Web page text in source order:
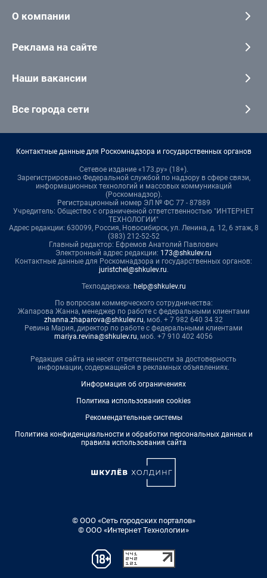
О компании
Реклама на сайте
Наши вакансии
Все города сети
Контактные данные для Роскомнадзора и государственных органов
Сетевое издание «173.ру» (18+).
Зарегистрировано Федеральной службой по надзору в сфере связи,
информационных технологий и массовых коммуникаций
(Роскомнадзор).
Регистрационный номер ЭЛ № ФС 77 - 87889
Учредитель: Общество с ограниченной ответственностью "ИНТЕРНЕТ
ТЕХНОЛОГИИ"
Адрес редакции: 630099, Россия, Новосибирск, ул. Ленина, д. 12, 6 этаж, 8
(383) 212-52-52
Главный редактор: Ефремов Анатолий Павлович
Электронный адрес редакции: 173@shkulev.ru
Контактные данные для Роскомнадзора и государственных органов:
juristchel@shkulev.ru.
Техподдержка: help@shkulev.ru
По вопросам коммерческого сотрудничества:
Жапарова Жанна, менеджер по работе с федеральными клиентами
zhanna.zhaparova@shkulev.ru, моб. + 7 982 640 34 32
Ревина Мария, директор по работе с федеральными клиентами
mariya.revina@shkulev.ru, моб. +7 910 402 4056
Редакция сайта не несет ответственности за достоверность
информации, содержащейся в рекламных объявлениях.
Информация об ограничениях
Политика использования cookies
Рекомендательные системы
Политика конфиденциальности и обработки персональных данных и
правила использования сайта
© ООО «Сеть городских порталов»
© ООО «Интернет Технологии»